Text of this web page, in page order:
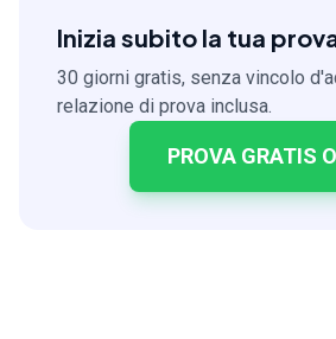
Inizia subito la tua
30 giorni gratis, senza vincolo
relazione di prova inclusa.
PROVA GRATIS